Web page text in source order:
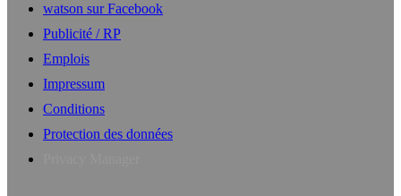
watson sur Facebook
Publicité / RP
Emplois
Impressum
Conditions
Protection des données